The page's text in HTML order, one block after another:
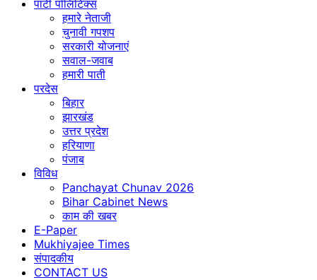
पार्टी पॉलिटिक्स
हमारे नेताजी
चुनावी गपशप
सरकारी योजनाएं
सवाल-जवाब
हमारी पाती
परदेस
बिहार
झारखंड
उत्तर प्रदेश
हरियाणा
पंजाब
विविध
Panchayat Chunav 2026
Bihar Cabinet News
काम की खबर
E-Paper
Mukhiyajee Times
संपादकीय
CONTACT US